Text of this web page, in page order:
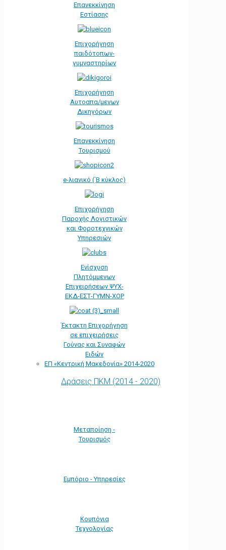
Επανεκκίνηση
Εστίασης
Επιχορήγηση
παιδότοπων-
γυμναστηρίων
Επιχορήγηση
Αυτοαπα/μενων
Δικηγόρων
Επανεκκίνηση
Τουρισμού
e-λιανικό (΄Β κύκλος)
Επιχορήγηση
Παροχής Λογιστικών
και Φοροτεχνικών
Υπηρεσιών
Ενίσχυση
Πλητόμμενων
Επιχειρήσεων ΨΥΧ-
ΕΚΔ-ΕΣΤ-ΓΥΜΝ-ΧΟΡ
Έκτακτη Επιχορήγηση
σε επιχειρήσεις
Γούνας και Συναφών
Ειδών
ΕΠ «Kεντρική Μακεδονία» 2014-2020
Δράσεις ΠΚΜ (2014 - 2020)
Μεταποίηση -
Τουρισμός
Εμπόριο - Υπηρεσίες
Κουπόνια
Τεχνολογίας